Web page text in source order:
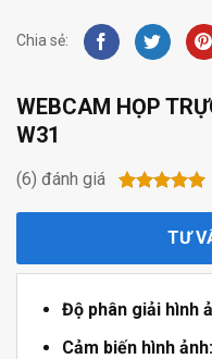
Chia sẻ:
WEBCAM HỌP
W31
(6) đánh giá
based on
ratings
TƯ
Độ phân giải hình
Cảm biến hình ảnh: